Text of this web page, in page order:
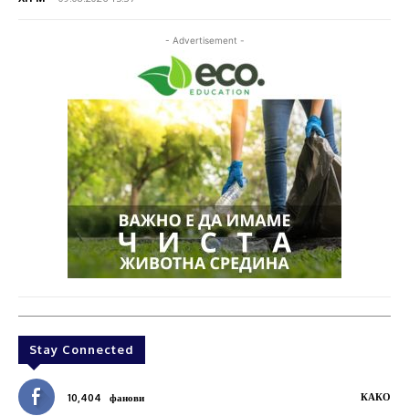
- Advertisement -
Stay Connected
10,404 фанови КАКО